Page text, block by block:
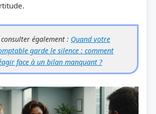
consulter également : Quand votre
garde le silence : comment
face à un bilan manquant ?